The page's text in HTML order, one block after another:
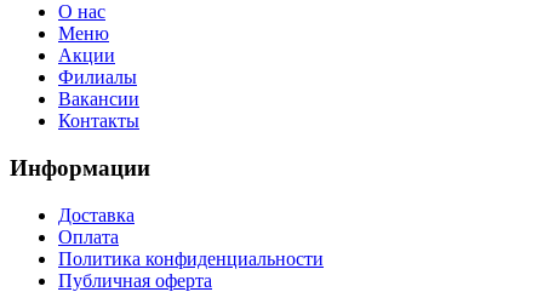
О нас
Меню
Акции
Филиалы
Вакансии
Контакты
Информации
Доставка
Оплата
Политика конфиденциальности
Публичная оферта